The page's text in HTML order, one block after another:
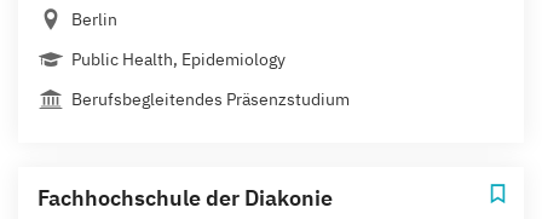
Berlin
Public Health, Epidemiology
Berufsbegleitendes Präsenzstudium
Fachhochschule der Diakonie